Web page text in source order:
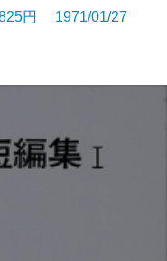
円 1971/01/27